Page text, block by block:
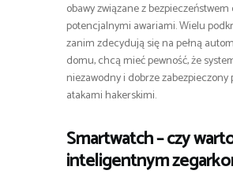
obawy związane z
potencjalnymi awariami. Wielu
zanim zdecydują się na pełną
domu, chcą mieć pewność, że
niezawodny i dobrze zabezpieczony
atakami hakerskimi.
Smartwatch – czy
inteligentnym